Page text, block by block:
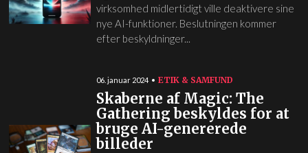
virksomhed midlertidigt ville deaktivere sine
nye AI-funktioner. Beslutningen kommer
efter beskyldninger...
06. januar 2024 ETIK & SAMFUND
Skaberne af Magic: The
Gathering beskyldes for at
bruge AI-genererede
billeder